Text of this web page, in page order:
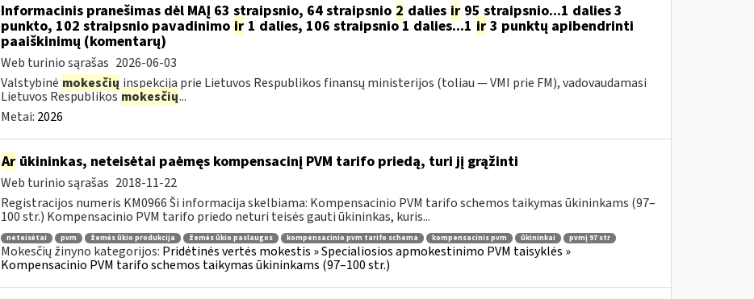
Informacinis pranešimas dėl MAĮ 63 straipsnio, 64 straipsnio 2 dalies ir95 straipsnio...1 dalies 3
punkto, 102 straipsnio pavadinimo ir1 dalies, 106 straipsnio 1 dalies...1 ir3 punktų apibendrinti
paaiškinimų (komentarų)
Web turinio sąrašas 2026-06-03
Valstybinė mokesčių inspekcija prie Lietuvos Respublikos finansų ministerijos (toliau — VMI prie FM), vadovaudamasi
Lietuvos Respublikosmokesčių...
Metai: 2026
Arūkininkas, neteisėtai paėmęs kompensacinį PVM tarifo priedą, turi jį grąžinti
Web turinio sąrašas 2018-11-22
Registracijos numeris KM0966 Ši informacija skelbiama: Kompensacinio PVM tarifo schemos taikymas ūkininkams (97–
100 str.) Kompensacinio PVM tarifo priedo neturi teisės gauti ūkininkas, kuris...
neteisėtai pvm žemės ūkio produkcija žemės ūkio paslaugos kompensacinio pvm tarifo schema kompensacinis pvm ūkininkai pvmį 97 str
Mokesčių žinyno kategorijos: Pridėtinės vertės mokestis » Specialiosios apmokestinimo PVM taisyklės »
Kompensacinio PVM tarifo schemos taikymas ūkininkams (97–100 str.)